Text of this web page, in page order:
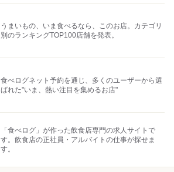
うまいもの、いま食べるなら、このお店。カテゴリ
別のランキングTOP100店舗を発表。
食べログネット予約を通じ、多くのユーザーから選
ばれた"いま、熱い注目を集めるお店"
「食べログ」が作った飲食店専門の求人サイトで
す。飲食店の正社員・アルバイトの仕事が探せま
す。